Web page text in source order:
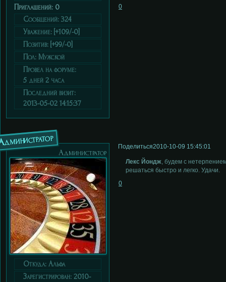
Приглашений: 0
Сообщений: 324
Уважение: [+109/-0]
Позитив: [+99/-0]
Пол: Мужской
Провел на форуме:
5 дней 2 часа
Последний визит:
2013-05-02 14:15:37
0
Поделиться2010-10-09 15:45:01
Администратор
Откуда: Альфа
Зарегистрирован: 2010-
Лекс Йондж, будем с
решаться быстро и легко. Удачи.
0